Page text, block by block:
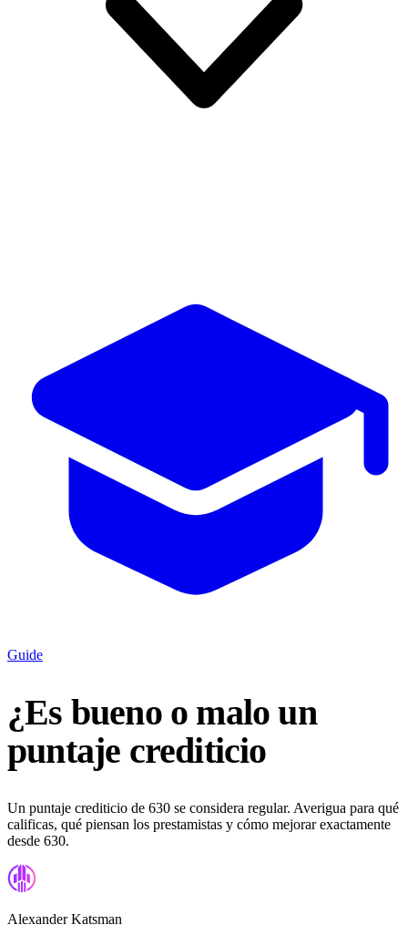
Guide
¿Es bueno o malo un
puntaje crediticio
Un puntaje crediticio de 630 se considera regular. Averigua para qué
calificas, qué piensan los prestamistas y cómo mejorar exactamente
desde 630.
Alexander Katsman